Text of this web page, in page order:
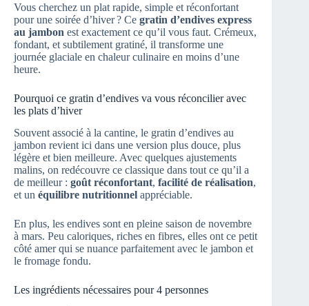
Vous cherchez un plat rapide, simple et réconfortant
pour une soirée d’hiver ? Ce gratin d’endives express
au jambon est exactement ce qu’il vous faut. Crémeux,
fondant, et subtilement gratiné, il transforme une
journée glaciale en chaleur culinaire en moins d’une
heure.
Pourquoi ce gratin d’endives va vous réconcilier avec
les plats d’hiver
Souvent associé à la cantine, le gratin d’endives au
jambon revient ici dans une version plus douce, plus
légère et bien meilleure. Avec quelques ajustements
malins, on redécouvre ce classique dans tout ce qu’il a
de meilleur : goût réconfortant, facilité de réalisation,
et un équilibre nutritionnel appréciable.
En plus, les endives sont en pleine saison de novembre
à mars. Peu caloriques, riches en fibres, elles ont ce petit
côté amer qui se nuance parfaitement avec le jambon et
le fromage fondu.
Les ingrédients nécessaires pour 4 personnes